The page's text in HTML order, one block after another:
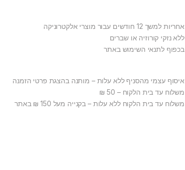
אחריות למשך 12 חודשים עבור מוצרי אלקטרוניקה
ללא נזקי קורוזיה או שברים
בכפוף לתנאי השימוש באתר
איסוף עצמי מהסניף ללא עלות – מותנה בהצגת פרטי הזמנה
משלוח עד בית הלקוח – 50 ₪
משלוח עד בית הלקוח ללא עלות – בקנייה מעל 150 ₪ באתר